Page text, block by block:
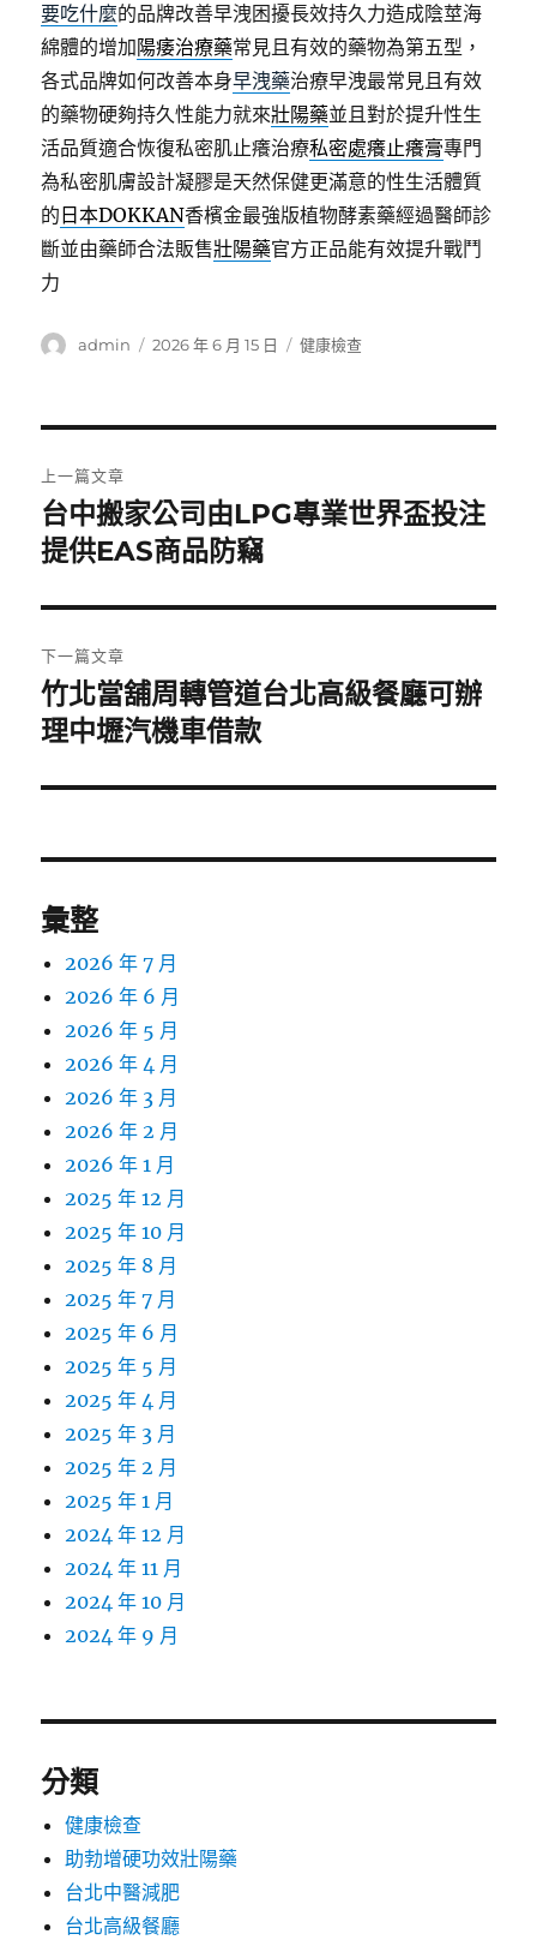
要吃什麼的品牌改善早洩困擾長效持久力造成陰莖海
綿體的增加陽痿治療藥常見且有效的藥物為第五型，
各式品牌如何改善本身早洩藥治療早洩最常見且有效
的藥物硬夠持久性能力就來壯陽藥並且對於提升性生
活品質適合恢復私密肌止癢治療私密處癢止癢膏專門
為私密肌膚設計凝膠是天然保健更滿意的性生活體質
的 日本DOKKAN香檳金最強版植物酵素藥經過醫師診
斷並由藥師合法販售壯陽藥官方正品能有效提升戰鬥
力
作
admin
發
2026 年 6 月 15 日
分
健康檢查
章
導
覽
上一篇文章
上
一
文
章:
台中搬家公司由LPG專業世界盃投注
提供EAS商品防竊
下一篇文章
下
一
文
竹北當舖周轉管道台北高級餐廳可辦
理中壢汽機車借款
彙整
2026 年 7 月
2026 年 6 月
2026 年 5 月
2026 年 4 月
2026 年 3 月
2026 年 2 月
2026 年 1 月
2025 年 12 月
2025 年 10 月
2025 年 8 月
2025 年 7 月
2025 年 6 月
2025 年 5 月
2025 年 4 月
2025 年 3 月
2025 年 2 月
2025 年 1 月
2024 年 12 月
2024 年 11 月
2024 年 10 月
2024 年 9 月
分類
健康檢查
助勃增硬功效壯陽藥
台北中醫減肥
台北高級餐廳